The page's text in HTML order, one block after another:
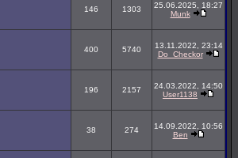
146 1303
25.06.2025, 18:27
Munk
400 5740
13.11.2022, 23:14
Do_Checkor
196 2157
24.03.2022, 14:50
User1138
38 274
14.09.2022, 10:56
Ben